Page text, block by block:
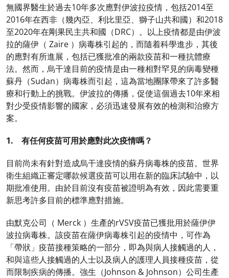
無國界醫生於過去10年多次應對伊波拉疫情，包括2014至
2016年在西非（幾內亞、利比里亞、獅子山共和國）和2018
至2020年在剛果民主共和國（DRC）。以上疫情都是由伊波
拉的薩伊（ Zaire ）病毒株引起的，而隨着科學進步，其後
的應對有所進展，包括已獲批准的兩款疫苗和一種抗體療
法。然而，烏干達目前的疫情是由一種相對罕見的病毒變種
蘇丹（Sudan）病毒株而引起，這為當地團隊帶來了許多醫
療和行動上的挑戰。伊波拉的傳播，促使這個過去10年來相
對少受疫情影響的國家，必須迅速發展有效的檢測和治療方
案。
1. 有任何疫苗可用於應對此次疫情嗎？
目前尚未有針對造成烏干達疫情的蘇丹病毒株的疫苗。世界
衛生組織正審定哪款候選疫苗可以用在新的臨床試驗中，以
期批准使用。由於目前沒有疫苗被證明為有效，因此需要重
新思考許多目前的標準應對措施。
由默克公司（ Merck ）生產的rVSV疫苗已獲批用於薩伊伊
波拉病毒株。該疫苗在薩伊病毒株引起的疫情中，可作為
「帶狀」疫苗接種策略的一部分，即為與病人接觸過的人，
和與這些人接觸過的人士以及病人的護理人員接種疫苗，從
而限制疾病的傳播。強生（Johnson & Johnson）公司生產